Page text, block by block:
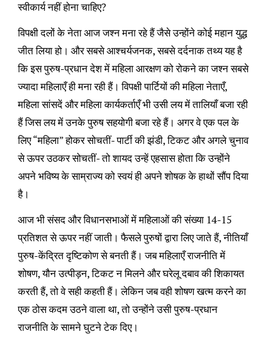
स्वीकार्य नहीं होना चाहिए?
विपक्षी दलों के नेता आज जश्न मना रहे हैं जैसे उन्होंने कोई महान युद्ध
जीत लिया हो। और सबसे आश्चर्यजनक, सबसे दर्दनाक तथ्य यह है
कि इस पुरुष-प्रधान देश में महिला आरक्षण को रोकने का जश्न सबसे
ज्यादा महिलाएँ ही मना रही हैं। विपक्षी पार्टियों की महिला नेताएँ,
महिला सांसदें और महिला कार्यकर्ताएँ भी उसी लय में तालियाँ बजा रही
हैं जिस लय में उनके पुरुष सहयोगी बजा रहे हैं। अगर वे एक पल के
लिए “महिला” होकर सोचतीं- पार्टी की झंडी, टिकट और अगले चुनाव
से ऊपर उठकर सोचतीं- तो शायद उन्हें एहसास होता कि उन्होंने
अपने भविष्य के साम्राज्य को स्वयं ही अपने शोषक के हाथों सौंप दिया
है।
आज भी संसद और विधानसभाओं में महिलाओं की संख्या 14-15
प्रतिशत से ऊपर नहीं जाती। फैसले पुरुषों द्वारा लिए जाते हैं, नीतियाँ
पुरुष-केंद्रित दृष्टिकोण से बनती हैं। जब महिलाएँ राजनीति में
शोषण, यौन उत्पीड़न, टिकट न मिलने और घरेलू दबाव की शिकायत
करती हैं, तो वे सही कहती हैं। लेकिन जब वही शोषण खत्म करने का
एक ठोस कदम उठने वाला था, तो उन्होंने उसी पुरुष-प्रधान
राजनीति के सामने घुटने टेक दिए।